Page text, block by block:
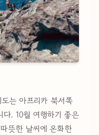
는 아프리카 북서쪽
다. 10월 여행하기 좋은
뜻한 날씨에 온화한